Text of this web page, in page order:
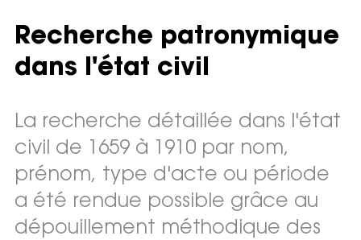
Recherche patronymique
dans l'état civil
La recherche détaillée dans l'état
civil de 1659 à 1910 par nom,
prénom, type d'acte ou période
a été rendue possible grâce au
dépouillement méthodique des